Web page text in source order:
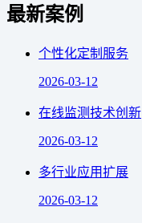
最新案例
个性化定制服务
2026-03-12
在线监测技术创新
2026-03-12
多行业应用扩展
2026-03-12